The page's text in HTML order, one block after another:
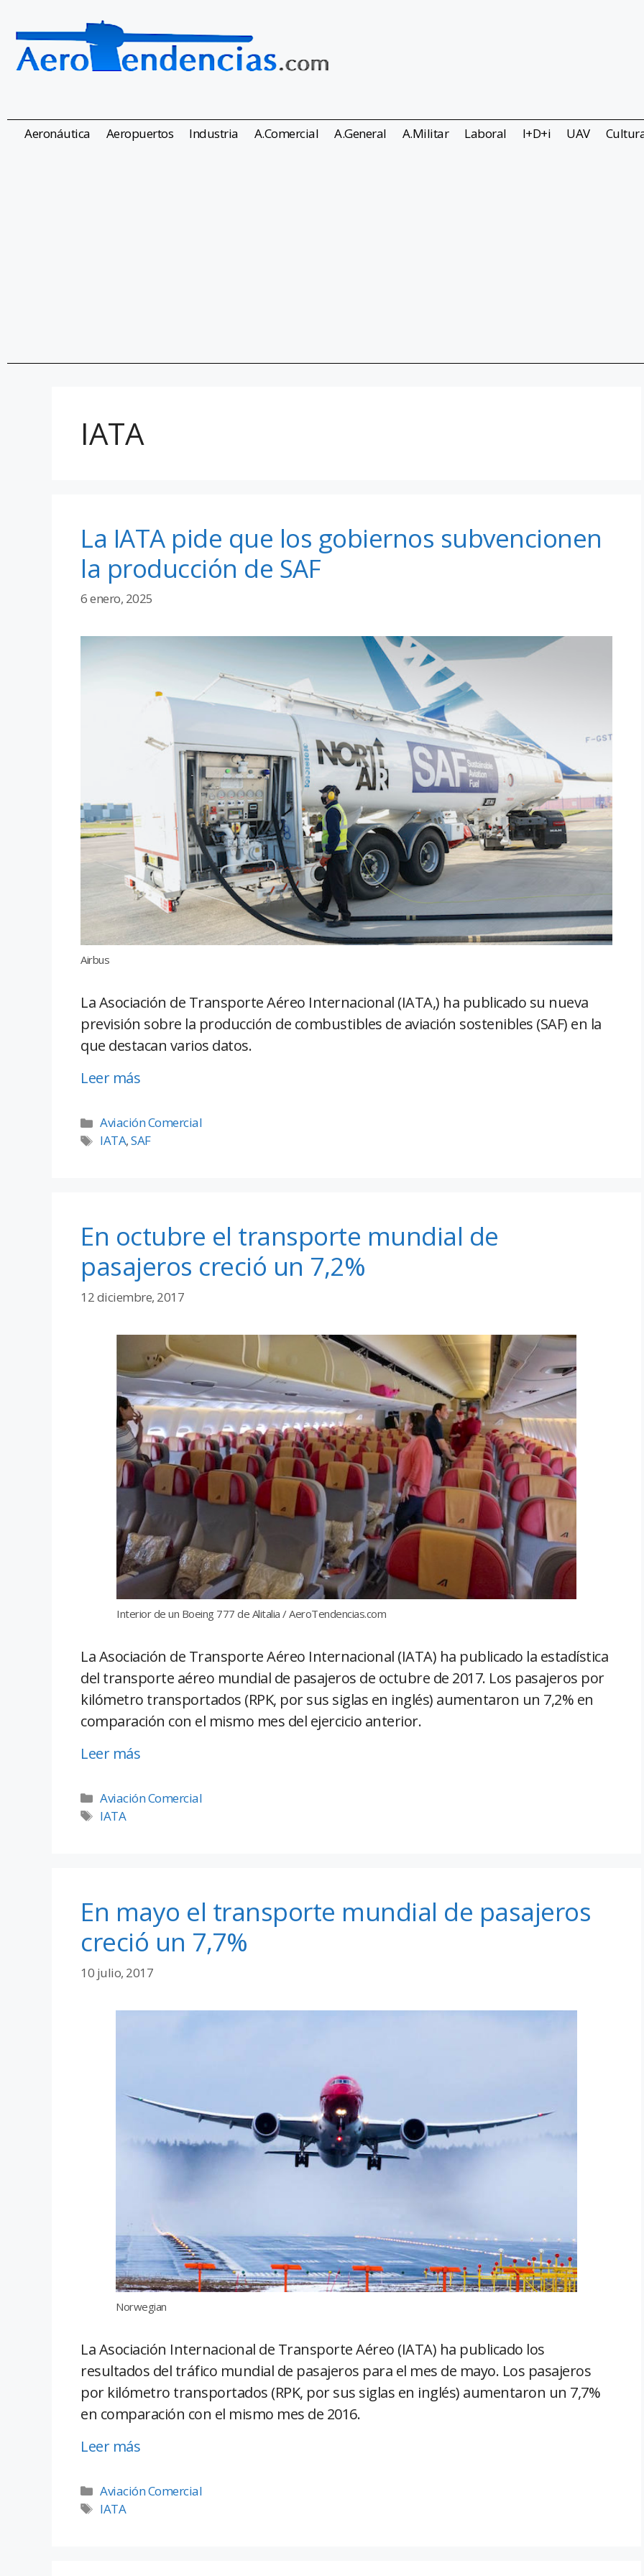
Aeronáutica Aeropuertos Industria A.Comercial A.General A.Militar Laboral I+D+i UAV
IATA
La IATA pide que los gobiernos subvencionen
la producción de SAF
6 enero, 2025
Airbus
La Asociación de Transporte Aéreo Internacional (IATA,) ha publicado su nueva
previsión sobre la producción de combustibles de aviación sostenibles (SAF) en la
que destacan varios datos.
Leer más
Aviación Comercial
IATA,SAF
En octubre el transporte mundial de
pasajeros creció un 7,2%
12 diciembre, 2017
Interior de un Boeing 777 de Alitalia / AeroTendencias.com
La Asociación de Transporte Aéreo Internacional (IATA) ha publicado la estadística
del transporte aéreo mundial de pasajeros de octubre de 2017. Los pasajeros por
kilómetro transportados (RPK, por sus siglas en inglés) aumentaron un 7,2% en
comparación con el mismo mes del ejercicio anterior.
Leer más
Aviación Comercial
IATA
En mayo el transporte mundial de pasajeros
creció un 7,7%
10 julio, 2017
Norwegian
La Asociación Internacional de Transporte Aéreo (IATA) ha publicado los
resultados del tráfico mundial de pasajeros para el mes de mayo. Los pasajeros
por kilómetro transportados (RPK, por sus siglas en inglés) aumentaron un 7,7%
en comparación con el mismo mes de 2016.
Leer más
Aviación Comercial
IATA